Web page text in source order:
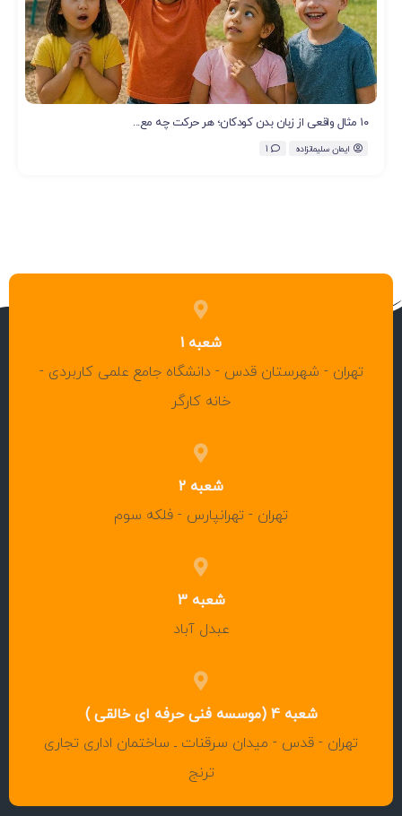
۱۰ مثال واقعی از زبان بدن کودکان؛ هر حرکت چه مع...
ایمان سلیمانزاده 1
شعبه 1
تهران - شهرستان قدس - دانشگاه جامع علمی کاربردی -
خانه کارگر
شعبه 2
تهران - تهرانپارس - فلکه سوم
شعبه 3
عبدل آباد
شعبه 4 (موسسه فنی حرفه ای خالقی )
تهران - قدس - میدان سرقنات ـ ساختمان اداری تجاری
ترنج